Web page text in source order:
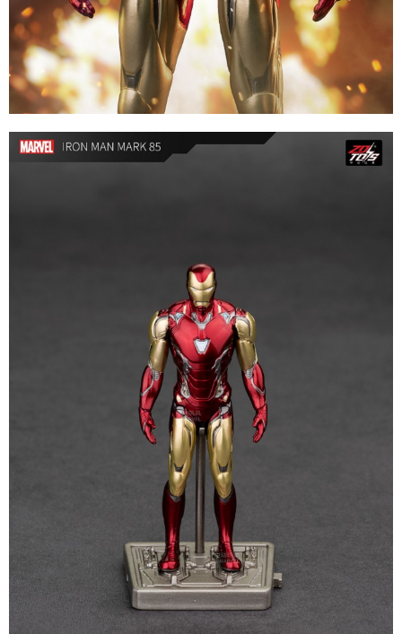
任。
４．使用「AFTEE先享後付」時，將依據個別帳號之用戶狀況，依本公司即
時審查核予不同之上限額度；若仍有額度不足之情形，本公司將視審查結果
請求用戶進行身份認證。
５．嚴禁一人註冊多個帳號或使用他人資訊註冊。若發現惡意使用之情形，
恩沛科技股份有限公司將有權停止該用戶之使用額度並採取法律行動。